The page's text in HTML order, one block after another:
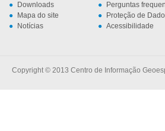
Downloads
Mapa do site
Notícias
Perguntas
Proteção de
Acessibilidade
Copyright © 2013 Centro de Informação